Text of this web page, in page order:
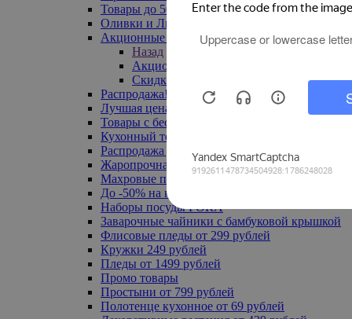
Товары до 500 руб
Оливки и Лимоны
Акционные товары
Назад
Акционные товары
Скидка 20% по промокоду
Распродажа! Ульяновск до -70%
Лучшая цена
Товары с бесплатной доставкой
Кухонный текстиль
Распродажа до -50%
Жаропрочная посуда
Махровые полотенца
До -50% на ковры
Наборы посуды FORA
Заварочные чайники с бамбуковой крышкой
Флисовые пледы от 299 рублей
Кружки 249 рублей
Пледы от 1499 рублей
Промо товары
Простыни от 799 рублей
Полотенце кухонное от 69 рублей